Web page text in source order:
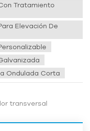
Tratamiento
Elevación De
Ondulada Corta
transversal